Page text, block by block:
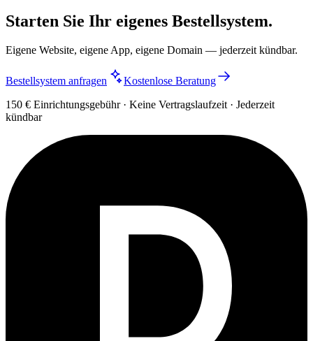
Starten Sie Ihr eigenes Bestellsystem.
Eigene Website, eigene App, eigene Domain — jederzeit kündbar.
Bestellsystem anfragen
Kostenlose Beratung
150 € Einrichtungsgebühr · Keine Vertragslaufzeit · Jederzeit
kündbar